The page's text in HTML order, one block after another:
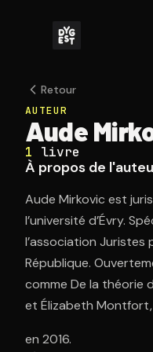
Retour
AUTEUR
Aude
1 livre
À propos de
Aude Mirkovic est
l’université d’Évry.
l’association Juristes
République.
comme De la théorie
et Élizabeth Montfort,
en 2016.